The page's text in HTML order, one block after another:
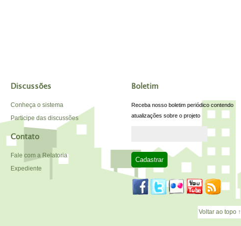
Discussões
Conheça o sistema
Participe das discussões
Contato
Fale com a Relatoria
Expediente
Boletim
Receba nosso boletim periódico contendo
atualizações sobre o projeto
Voltar ao topo ↑